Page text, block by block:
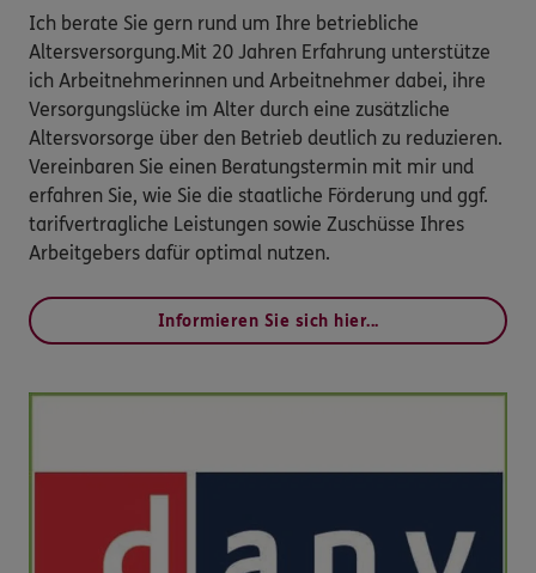
Ich berate Sie gern rund um Ihre betriebliche
Altersversorgung.Mit 20 Jahren Erfahrung unterstütze
ich Arbeitnehmerinnen und Arbeitnehmer dabei, ihre
Versorgungslücke im Alter durch eine zusätzliche
Altersvorsorge über den Betrieb deutlich zu reduzieren.
Vereinbaren Sie einen Beratungstermin mit mir und
erfahren Sie, wie Sie die staatliche Förderung und ggf.
tarifvertragliche Leistungen sowie Zuschüsse Ihres
Arbeitgebers dafür optimal nutzen.
Informieren Sie sich hier...